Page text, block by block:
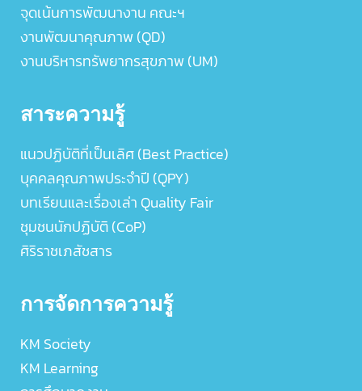
จุดเน้นการพัฒนางาน คณะฯ
งานพัฒนาคุณภาพ (QD)
งานบริหารทรัพยากรสุขภาพ (UM)
สาระความรู้
แนวปฏิบัติที่เป็นเลิศ (Best Practice)
บุคคลคุณภาพประจำปี (QPY)
บทเรียนและเรื่องเล่า Quality Fair
ชุมชนนักปฏิบัติ (CoP)
ศิริราชเภสัชสาร
การจัดการความรู้
KM Society
KM Learning